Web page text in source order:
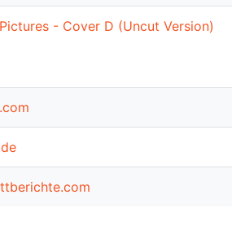
- Cover D (Uncut Version)